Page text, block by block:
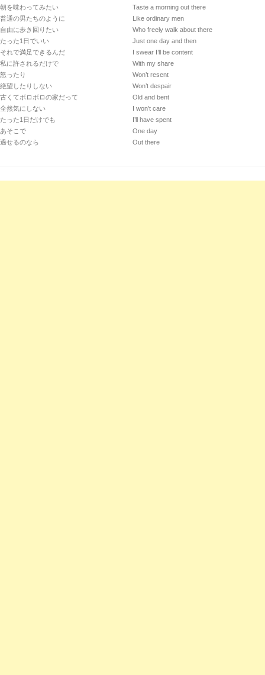
朝を味わってみたい
普通の男たちのように
自由に歩き回りたい
たった1日でいい
それで満足できるんだ
私に許されるだけで
怒ったり
絶望したりしない
古くてボロボロの家だって
全然気にしない
たった1日だけでも
あそこで
過せるのなら
Taste a morning out there
Like ordinary men
Who freely walk about there
Just one day and then
I swear I’ll be content
With my share
Won’t resent
Won’t despair
Old and bent
I won’t care
I’ll have spent
One day
Out there